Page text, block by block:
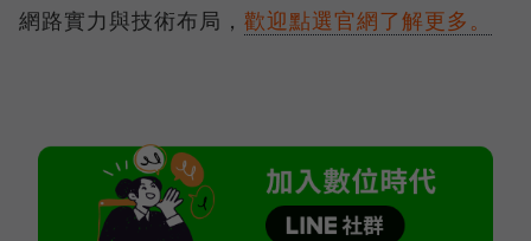
網路實力與技術布局， 歡迎點選官網了解更多。